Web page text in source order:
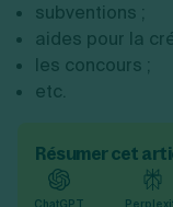
subventions ;
aides pour la
les concours ;
etc.
Résumer cet
ChatGPT